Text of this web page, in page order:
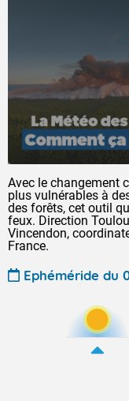
Avec le changement
plus vulnérables à
des forêts, cet outil
feux. Direction
Vincendon,
France.
Ephéméride du